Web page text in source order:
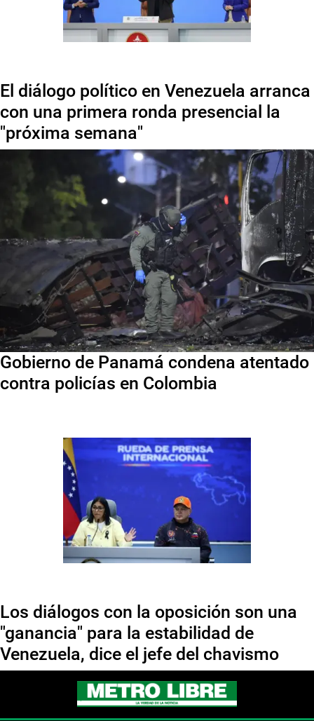
El diálogo político en Venezuela arranca
con una primera ronda presencial la
"próxima semana"
Gobierno de Panamá condena atentado
contra policías en Colombia
Los diálogos con la oposición son una
"ganancia" para la estabilidad de
Venezuela, dice el jefe del chavismo